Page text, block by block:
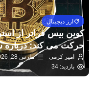
ارز دیجیتال
کوین بیس فراتر از
حرکت می کند: درباره
امیر کرمی مارس 28, 2026
بازدید: 34